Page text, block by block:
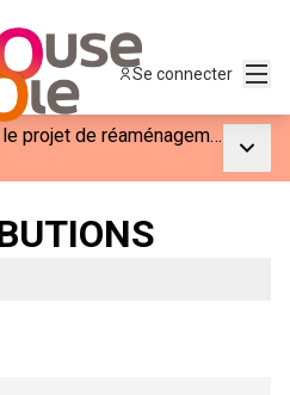
Se connecter
Concertation publique pour le projet de réaménagement de l&#39;Avenue du Bruguet entre la M4 et la M59